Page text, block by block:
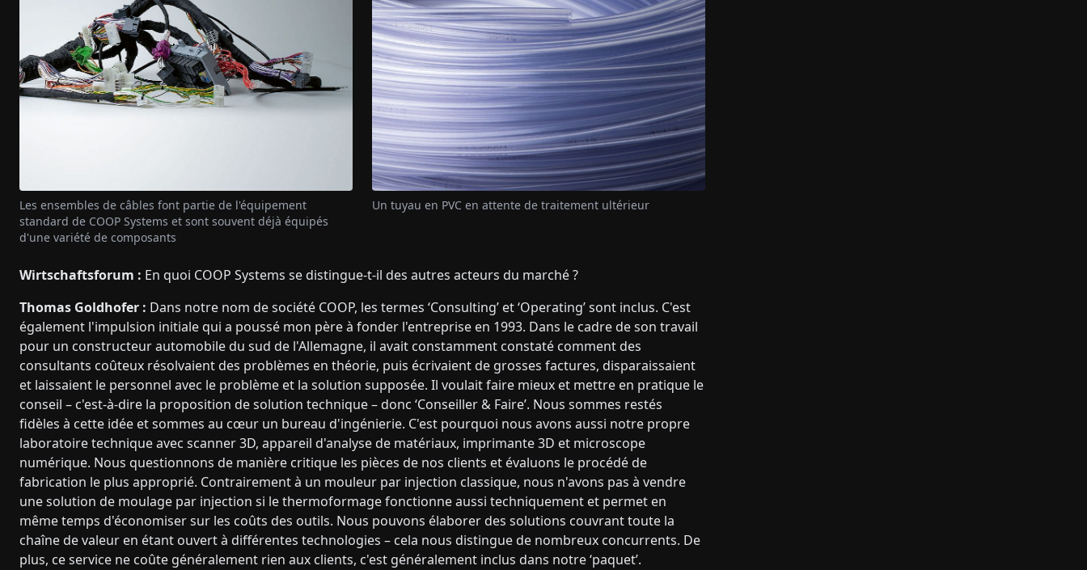
Les ensembles de câbles font partie de l'équipement
standard de COOP Systems et sont souvent déjà équipés
d'une variété de composants
Un tuyau en PVC en attente de traitement ultérieur
Wirtschaftsforum : En quoi COOP Systems se distingue-t-il des autres acteurs du marché ?
Thomas Goldhofer : Dans notre nom de société COOP, les termes ‘Consulting’ et ‘Operating’ sont inclus. C'est
également l'impulsion initiale qui a poussé mon père à fonder l'entreprise en 1993. Dans le cadre de son travail
pour un constructeur automobile du sud de l'Allemagne, il avait constamment constaté comment des
consultants coûteux résolvaient des problèmes en théorie, puis écrivaient de grosses factures, disparaissaient
et laissaient le personnel avec le problème et la solution supposée. Il voulait faire mieux et mettre en pratique le
conseil – c'est-à-dire la proposition de solution technique – donc ‘Conseiller & Faire’. Nous sommes restés
fidèles à cette idée et sommes au cœur un bureau d'ingénierie. C'est pourquoi nous avons aussi notre propre
laboratoire technique avec scanner 3D, appareil d'analyse de matériaux, imprimante 3D et microscope
numérique. Nous questionnons de manière critique les pièces de nos clients et évaluons le procédé de
fabrication le plus approprié. Contrairement à un mouleur par injection classique, nous n'avons pas à vendre
une solution de moulage par injection si le thermoformage fonctionne aussi techniquement et permet en
même temps d'économiser sur les coûts des outils. Nous pouvons élaborer des solutions couvrant toute la
chaîne de valeur en étant ouvert à différentes technologies – cela nous distingue de nombreux concurrents. De
plus, ce service ne coûte généralement rien aux clients, c'est généralement inclus dans notre ‘paquet’.